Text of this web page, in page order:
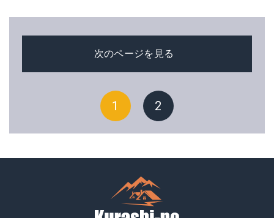
次のページを見る
1 2